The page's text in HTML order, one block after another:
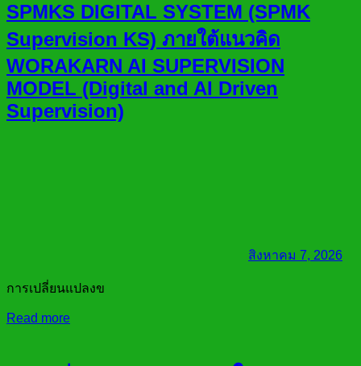
SPMKS DIGITAL SYSTEM (SPMK
Supervision KS) ภายใต้แนวคิด
WORAKARN AI SUPERVISION
MODEL (Digital and AI Driven
Supervision)
สิงหาคม 7, 2026
การเปลี่ยนแปลงข
Read more